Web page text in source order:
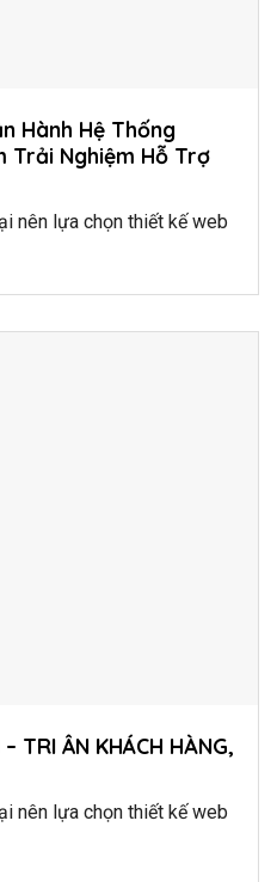
Hành Hệ Thống
Trải Nghiệm Hỗ Trợ
nên lựa chọn thiết kế web
TRI ÂN KHÁCH HÀNG,
nên lựa chọn thiết kế web